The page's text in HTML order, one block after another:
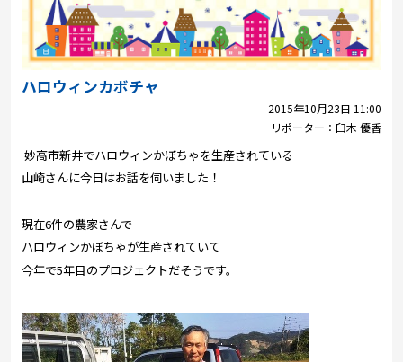
天気
プレゼント
キッズ
ケンジュ 愛の募金
ショッピング
会社概要・ビジョン
ハロウィンカボチャ
2015年10月23日 11:00
リポーター： 臼木 優香
妙高市新井でハロウィンかぼちゃを生産されている
山崎さんに今日はお話を伺いました！
現在6件の農家さんで
ハロウィンかぼちゃが生産されていて
今年で5年目のプロジェクトだそうです。